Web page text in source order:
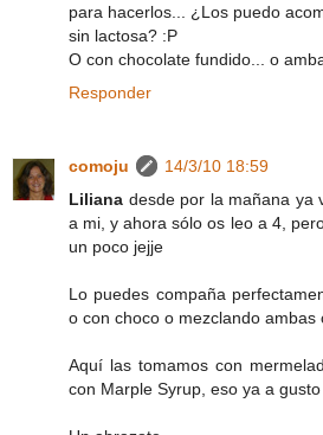
para hacerlos... ¿Los puedo
sin lactosa? :P
O con chocolate fundido... o
Responder
comoju
14/3/10 18:59
Liliana desde por la mañana ya
a mi, y ahora sólo os leo a 4,
un poco jejje
Lo puedes compaña
o con choco o mezclando ambas
Aquí las tomamos con
con Marple Syrup, eso ya a